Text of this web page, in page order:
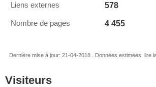
Liens externes 578
Nombre de pages 4 455
Dernière mise à jour: 21-04-2018 . Données estimées, lire
Visiteurs